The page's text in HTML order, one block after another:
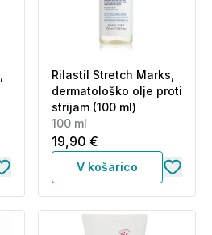
Rilastil Stretch Marks,
dermatološko olje proti
strijam (100 ml)
100 ml
19,90 €
V košarico